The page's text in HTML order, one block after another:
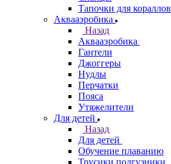
Тапочки для кораллов
Аквааэробика
Назад
Аквааэробика
Гантели
Джоггеры
Нудлы
Перчатки
Пояса
Утяжелители
Для детей
Назад
Для детей
Обучение плаванию
Трусики подгузники